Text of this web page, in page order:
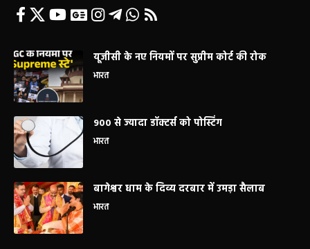
यूजीसी के नए नियमों पर सुप्रीम कोर्ट की रोक
भारत
900 से ज्यादा डॉक्टर्स को पोस्टिंग
भारत
बागेश्वर धाम के दिव्य दरबार में उमड़ा सैलाब
भारत